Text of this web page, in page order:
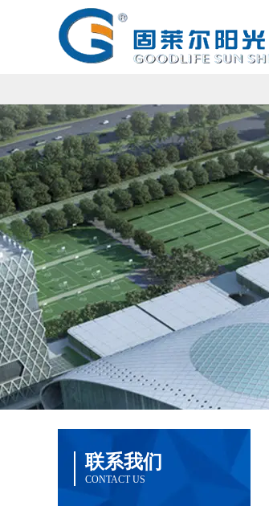
联系我们
CONTACT US